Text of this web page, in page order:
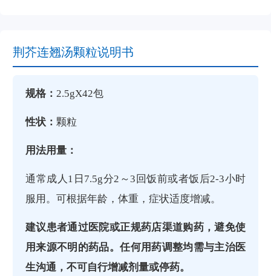
荆芥连翘汤颗粒说明书
规格： 2.5gX42包
性状： 颗粒
用法用量：
通常成人1日7.5g分2～3回饭前或者饭后2-3小时
服用。可根据年龄，体重，症状适度增减。
建议患者通过医院或正规药店渠道购药，避免使
用来源不明的药品。任何用药调整均需与主治医
生沟通，不可自行增减剂量或停药。